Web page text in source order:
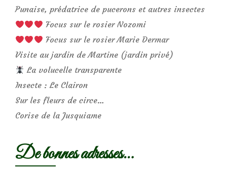
Punaise, prédatrice de pucerons et autres insectes
Focus sur le rosier Nozomi
Focus sur le rosier Marie Dermar
Visite au jardin de Martine (jardin privé)
La volucelle transparente
Insecte : Le Clairon
Sur les fleurs de circe…
Corise de la Jusquiame
De bonnes adresses…